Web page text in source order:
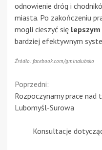
odnowienie dróg i
miasta. Po zakończeniu
mogli cieszyć się
bardziej efektywnym
Źródło: facebook.com/gminalubsko
Continue
Reading
Poprzedni:
Rozpoczynamy prace
Lubomyśl-Surowa
Konsultacje